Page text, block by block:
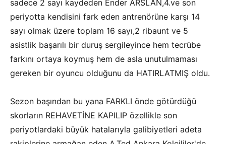
sadece 2 sayı kaydeden Ender ARSLAN,4.ve son
periyotta kendisini fark eden antrenörüne karşı 14
sayı olmak üzere toplam 16 sayı,2 ribaunt ve 5
asistlik başarılı bir duruş sergileyince hem tecrübe
farkını ortaya koymuş hem de asla unutulmaması
gereken bir oyuncu olduğunu da HATIRLATMIŞ oldu.
Sezon başından bu yana FARKLI önde götürdüğü
skorların REHAVETİNE KAPILIP özellikle son
periyotlardaki büyük hatalarıyla galibiyetleri adeta